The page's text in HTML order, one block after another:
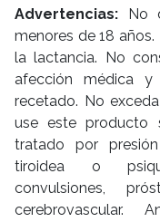
Advertencias: No
menores de 18
la lactancia. No
afección médica
recetado. No
use este producto
tratado por
tiroidea o
convulsiones,
cerebrovascular.